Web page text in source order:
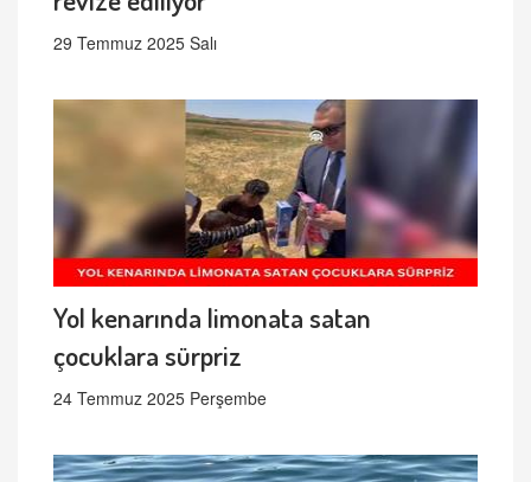
29 Temmuz 2025 Salı
Yol kenarında limonata satan
çocuklara sürpriz
24 Temmuz 2025 Perşembe